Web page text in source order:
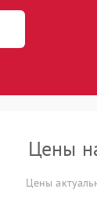
Цены
Цены